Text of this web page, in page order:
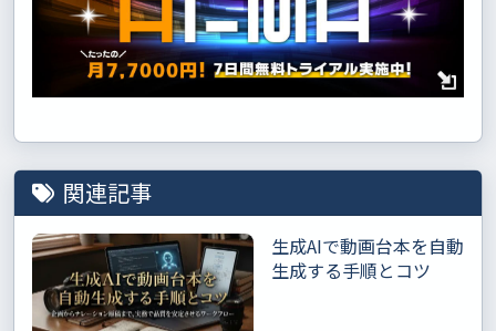
関連記事
生成AIで動画台本を自動
生成する手順とコツ